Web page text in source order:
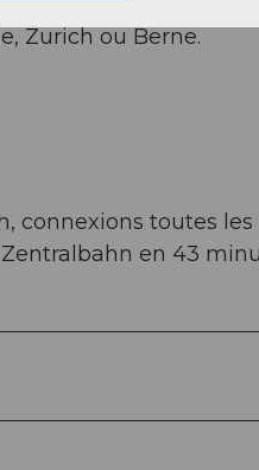
Zurich ou Berne.
connexions toutes les
en 43